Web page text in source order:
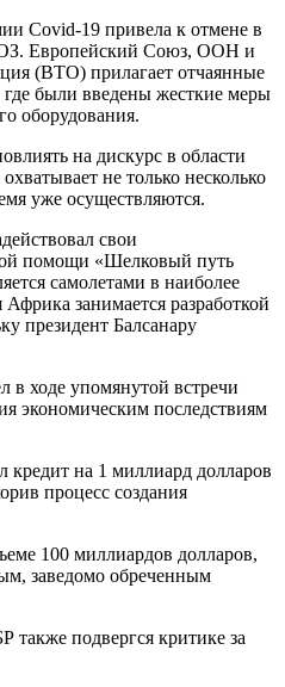
Covid-19 привела к отмене в
Европейский Союз, ООН и
(ВТО) прилагает отчаянные
где были введены жесткие меры
оборудования.
на дискурс в области
не только несколько
уже осуществляются.
свои
помощи «Шелковый путь
самолетами в наиболее
занимается разработкой
президент Балсанару
ходе упомянутой встречи
экономическим последствиям
на 1 миллиард долларов
процесс создания
100 миллиардов долларов,
заведомо обреченным
подвергся критике за